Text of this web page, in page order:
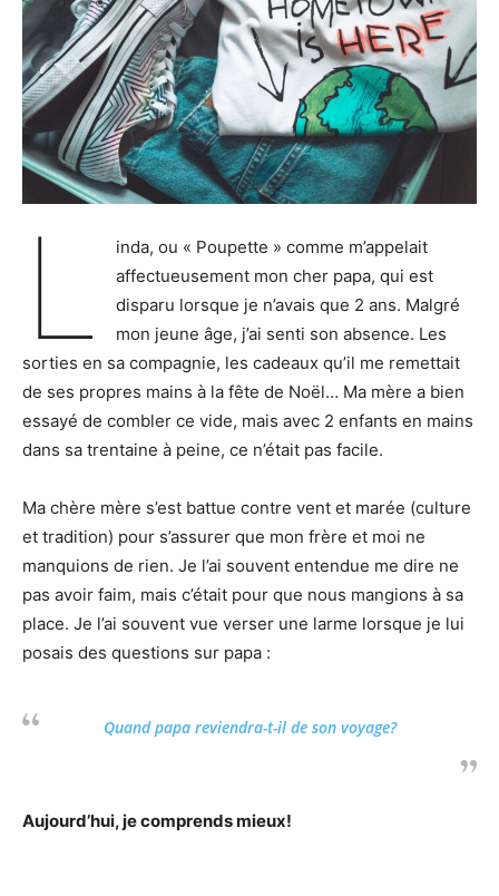
L
inda, ou « Poupette » comme m’appelait
affectueusement mon cher papa, qui est
disparu lorsque je n’avais que 2 ans. Malgré
mon jeune âge, j’ai senti son absence. Les
sorties en sa compagnie, les cadeaux qu’il me remettait
de ses propres mains à la fête de Noël… Ma mère a bien
essayé de combler ce vide, mais avec 2 enfants en mains
dans sa trentaine à peine, ce n’était pas facile.
Ma chère mère s’est battue contre vent et marée (culture
et tradition) pour s’assurer que mon frère et moi ne
manquions de rien. Je l’ai souvent entendue me dire ne
pas avoir faim, mais c’était pour que nous mangions à sa
place. Je l’ai souvent vue verser une larme lorsque je lui
posais des questions sur papa :
Quand papa reviendra-t-il de son voyage?
Aujourd’hui, je comprends mieux!